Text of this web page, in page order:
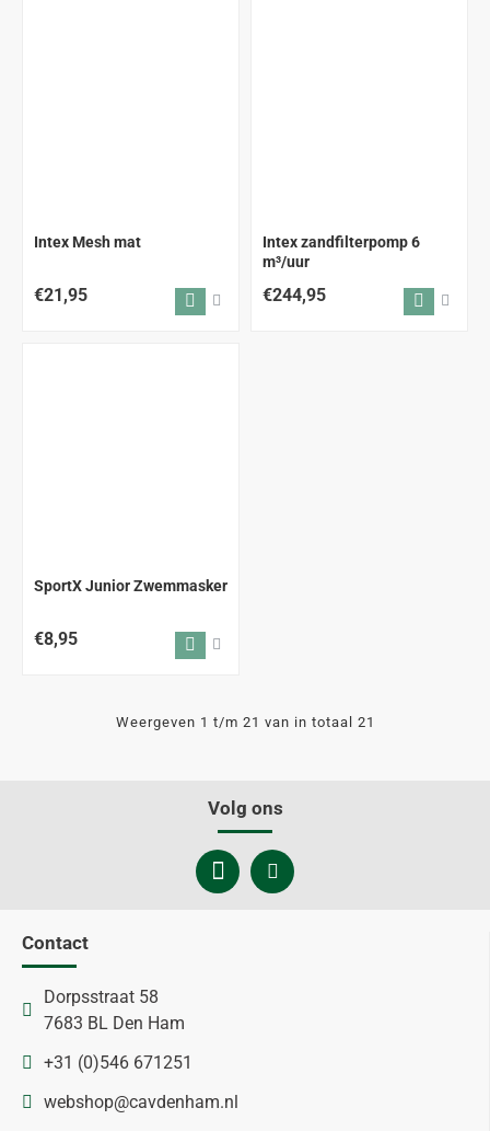
Intex Mesh mat
€21,95
Intex zandfilterpomp 6
m³/uur
€244,95
SportX Junior Zwemmasker
€8,95
Weergeven 1 t/m 21 van in totaal 21
Volg ons
Contact
Dorpsstraat 58
7683 BL Den Ham
+31 (0)546 671251
webshop@cavdenham.nl